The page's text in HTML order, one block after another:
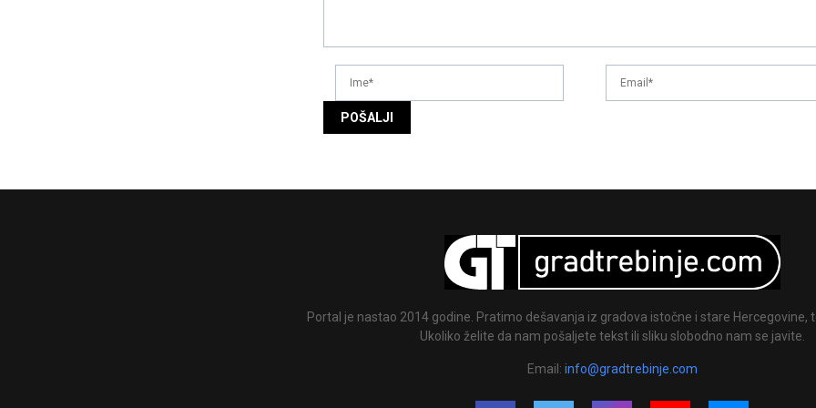
Portal je nastao 2014 godine. Pratimo dešavanja iz gradova istočne i stare Hercegovine,
Ukoliko želite da nam pošaljete tekst ili sliku slobodno nam se javite.
Email: info@gradtrebinje.com